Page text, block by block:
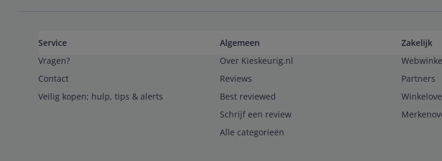
Service
Vragen?
Contact
Veilig kopen; hulp, tips & alerts
Algemeen
Over Kieskeurig.nl
Reviews
Best reviewed
Schrijf een review
Alle categorieën
Zakelijk
Partners